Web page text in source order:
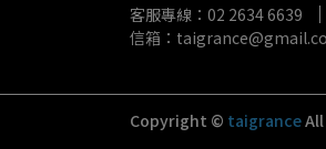
客服專線：02 2634 6639
信箱：
Copyright © taigrance